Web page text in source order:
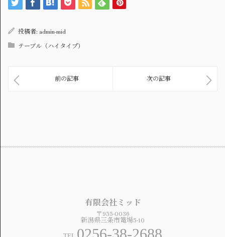
投稿者: admin-mid
テーブル（ハイタイプ）
前の記事 次の記事
有限会社ミッド
〒955-0036
新潟県三条市篭場5-10